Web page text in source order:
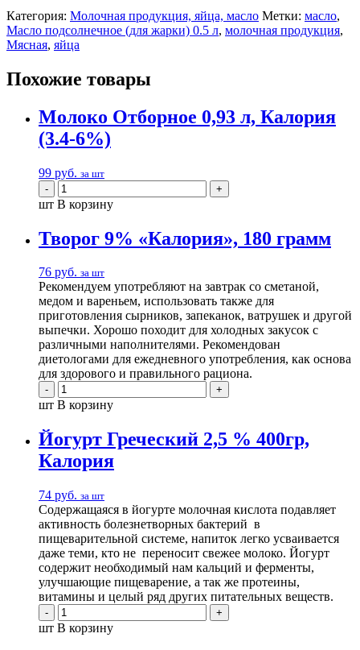
Категория: Молочная продукция, яйца, масло Метки: масло,
Масло подсолнечное (для жарки) 0.5 л, молочная продукция,
Мясная, яйца
Похожие товары
Молоко Отборное 0,93 л, Калория
(3.4-6%)
99 руб. за шт
шт В корзину
Творог 9% «Калория», 180 грамм
76 руб. за шт
Рекомендуем употребляют на завтрак со сметаной,
медом и вареньем, использовать также для
приготовления сырников, запеканок, ватрушек и другой
выпечки. Хорошо походит для холодных закусок с
различными наполнителями. Рекомендован
диетологами для ежедневного употребления, как основа
для здорового и правильного рациона.
шт В корзину
Йогурт Греческий 2,5 % 400гр,
Калория
74 руб. за шт
Содержащаяся в йогурте молочная кислота подавляет
активность болезнетворных бактерий в
пищеварительной системе, напиток легко усваивается
даже теми, кто не переносит свежее молоко. Йогурт
содержит необходимый нам кальций и ферменты,
улучшающие пищеварение, а так же протеины,
витамины и целый ряд других питательных веществ.
шт В корзину